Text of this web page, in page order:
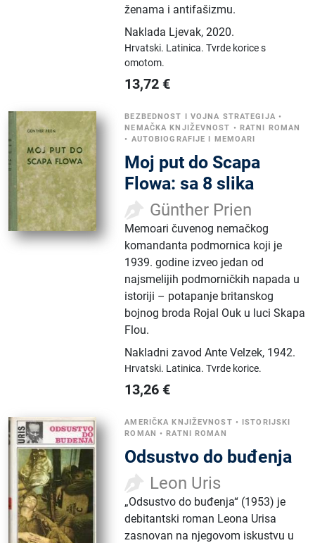
ženama i antifašizmu.
Naklada Ljevak,2020.
Hrvatski. Latinica.Tvrde korice s
omotom.
13,72 €
BEZBEDNOST I VOJNA STRATEGIJA •
NEMAČKA KNJIŽEVNOST • RATNI ROMAN
• AUTOBIOGRAFIJE I MEMOARI
Moj put do Scapa
Flowa: sa 8 slika
Günther Prien
Memoari čuvenog nemačkog
komandanta podmornica koji je
1939. godine izveo jedan od
najsmelijih podmorničkih napada u
istoriji – potapanje britanskog
bojnog broda Rojal Ouk u luci Skapa
Flou.
Nakladni zavod Ante Velzek, 1942.
Hrvatski. Latinica.Tvrde korice.
13,26 €
AMERIČKA KNJIŽEVNOST • ISTORIJSKI
ROMAN •RATNI ROMAN
Odsustvo do buđenja
Leon Uris
„Odsustvo do buđenja“ (1953) je
debitantski roman Leona Urisa
zasnovan na njegovom iskustvu u